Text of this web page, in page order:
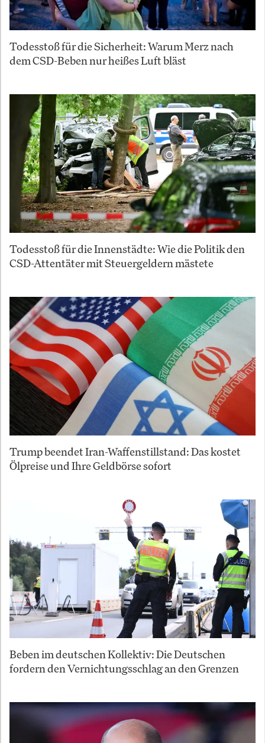
Todesstoß für die Sicherheit: Warum Merz nach
dem CSD-Beben nur heißes Luft bläst
Todesstoß für die Innenstädte: Wie die Politik den
CSD-Attentäter mit Steuergeldern mästete
Trump beendet Iran-Waffenstillstand: Das kostet
Ölpreise und Ihre Geldbörse sofort
Beben im deutschen Kollektiv: Die Deutschen
fordern den Vernichtungsschlag an den Grenzen